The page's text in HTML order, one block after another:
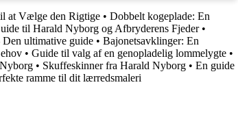
at Vælge den Rigtige • Dobbelt kogeplade: En
til Harald Nyborg og Afbryderens Fjeder•
ultimative guide • Bajonetsavklinger: En
• Guide til valg af en genopladelig lommelygte •
• Skuffeskinner fra Harald Nyborg • En guide
ramme til dit lærredsmaleri